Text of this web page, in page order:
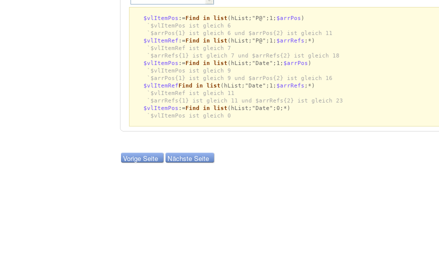
$vlItemPos :=Find in list (hList;"P@";1; $arrPos )
`$vlItemPos ist gleich 6
`$arrPos{1} ist gleich 6 und $arrPos{2} ist gleich 11
$vlItemRef :=Find in list (hList;"P@";1; $arrRefs ;*)
`$vlItemRef ist gleich 7
`$arrRefs{1} ist gleich 7 und $arrRefs{2} ist gleich 18
$vlItemPos :=Find in list (hList;"Date";1; $arrPos )
`$vlItemPos ist gleich 9
`$arrPos{1} ist gleich 9 und $arrPos{2} ist gleich 16
$vlItemRefFind in list (hList;"Date";1; $arrRefs ;*)
`$vlItemRef ist gleich 11
`$arrRefs{1} ist gleich 11 und $arrRefs{2} ist gleich 23
$vlItemPos :=Find in list (hList;"Date";0;*)
`$vlItemPos ist gleich 0
Vorige Seite Nächste Seite